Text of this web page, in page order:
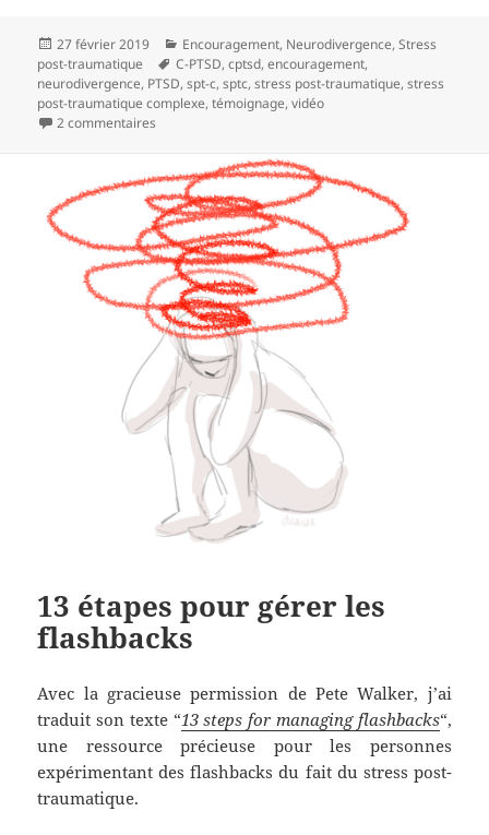
Publié
le
27 février 2019 Catégories
Encouragement, Neurodivergence,Stress
post-traumatique
Mots-
clés
C-PTSD,cptsd,encouragement,
neurodivergence, PTSD,spt-c,sptc,stress post-traumatique,stress
post-traumatique complexe,témoignage,vidéo
2 commentaires
13 étapes pour gérer les
flashbacks
Avec la gracieuse permission de Pete Walker, j’ai
traduit son texte “13 steps for managing flashbacks“,
une ressource précieuse pour les personnes
expérimentant des flashbacks du fait du stress post-
traumatique.